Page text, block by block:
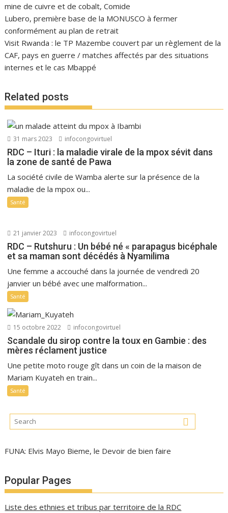
mine de cuivre et de cobalt, Comide
Lubero, première base de la MONUSCO à fermer
conformément au plan de retrait
Visit Rwanda : le TP Mazembe couvert par un règlement de la
CAF, pays en guerre / matches affectés par des situations
internes et le cas Mbappé
Related posts
31 mars 2023 infocongovirtuel
RDC – Ituri : la maladie virale de la mpox sévit dans
la zone de santé de Pawa
La société civile de Wamba alerte sur la présence de la
maladie de la mpox ou...
Santé
21 janvier 2023 infocongovirtuel
RDC – Rutshuru : Un bébé né « parapagus bicéphale
et sa maman sont décédés à Nyamilima
Une femme a accouché dans la journée de vendredi 20
janvier un bébé avec une malformation...
Santé
15 octobre 2022 infocongovirtuel
Scandale du sirop contre la toux en Gambie : des
mères réclament justice
Une petite moto rouge gît dans un coin de la maison de
Mariam Kuyateh en train...
Santé
FUNA: Elvis Mayo Bieme, le Devoir de bien faire
Popular Pages
Liste des ethnies et tribus par territoire de la RDC